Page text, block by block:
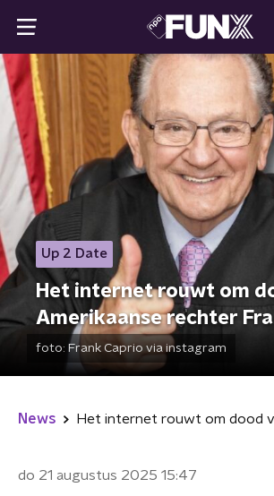
Up 2 Date
Het internet rouwt om
Amerikaanse rechter
foto: Frank Caprio via instagram
News
do 21 augustus 2025 15:47